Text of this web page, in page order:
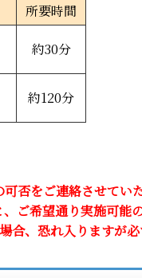
所要時間
約30分
約120分
否をご連絡させていた
希望通り実施可能
、恐れ入りますが必